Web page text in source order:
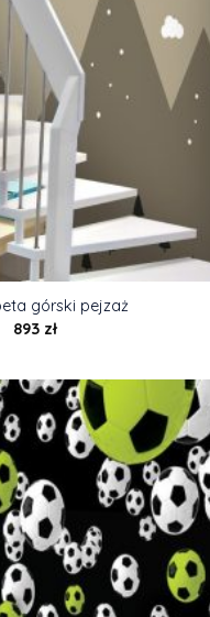
górski pejzaż
893 zł